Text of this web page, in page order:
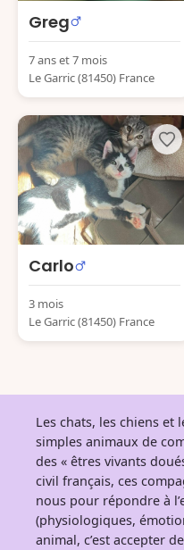
Greg
7 ans et 7 mois
Le Garric (81450) France
Carlo
3 mois
Le Garric (81450) France
Les chats, les chiens et
simples animaux de
des « êtres vivants
civil français, ces
nous pour répondre à
(physiologiques,
animal, c’est accepter